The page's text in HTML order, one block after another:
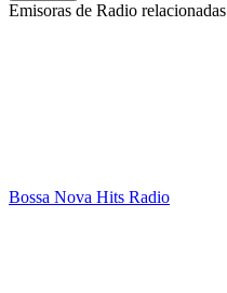
Emisoras de Radio relacionadas
Bossa Nova Hits Radio